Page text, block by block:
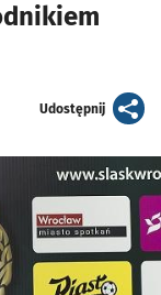
Udostępnijartykuł